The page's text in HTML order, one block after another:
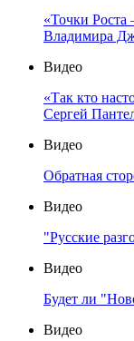
«Точки Роста
Владимира
Видео
«Так кто
Сергей
Видео
Обратная
Видео
"Русские
Видео
Будет ли
Видео